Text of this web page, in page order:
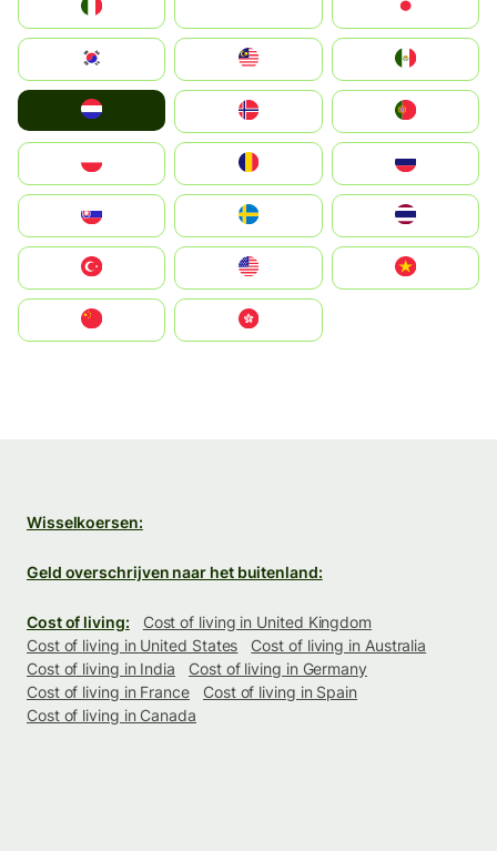
South Korea
United States
中國香港特別行政區
Wisselkoersen:
Geld overschrijven naar het buitenland:
Cost of living:
Cost of living in United Kingdom
Cost of living in United States
Cost of living in Australia
Cost of living in India
Cost of living in Germany
Cost of living in France
Cost of living in Spain
Cost of living in Canada